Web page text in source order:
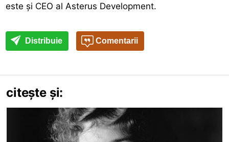
este și CEO al Asterus Development.
Distribuie Comentarii
citește și: